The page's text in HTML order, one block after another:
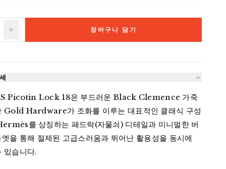
장바구니 담기
Picotin Lock 18은 부드러운 Black Clemence 가죽
Gold Hardware가 조화를 이루는 대표적인 클래식 구성
를 상징하는 패드락(자물쇠) 디테일과 미니멀한 버
을 통해 절제된 고급스러움과 뛰어난 활용성을 동시에
있습니다.